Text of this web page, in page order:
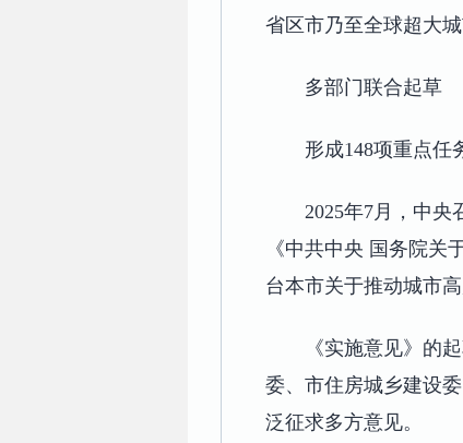
省区市乃至全球超大
多部门联合起草
形成148项重点任
2025年7月，中央
《中共中央 国务院
台本市关于推动城市
《实施意见》的
委、市住房城乡建设
泛征求多方意见。